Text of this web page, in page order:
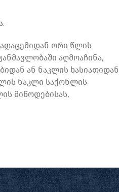
ორი წლის
აღმოაჩინა,
ან ნაკლის ხასიათიდან
ნაკლი საქონლის
მიწოდებისას,